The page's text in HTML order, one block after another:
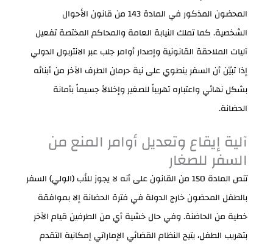
المحضون المذكور في المادة 143 من قانون الأحوال
الشخصية. كما تملك النيابة العامة والمحاكم المختصة تفعيل
آليات الملاحقة القانونية وإصدار أوامر جلب عبر الانتربول الدولي
إذا تبيّن أن السفر ينطوي على نية حرمان الطرف الآخر من أبنائه
بشكل نهائي واعتباره تهريباً للصغير وإخلالاً جسيماً بأمانة
الحضانة.
آلية إيقاع وتعديل أوامر المنع من
السفر للصغار
تنص المادة 150 من القانون على أنه لا يجوز للأب (الولي) السفر
بالطفل المحضون خارج الدولة في فترة الحضانة إلا بموافقة
خطية من الحاضنة. وفي حال خشية أي من الطرفين قيام الآخر
بتهريب الطفل، يتيح النظام القضائي الإماراتي إمكانية التقدم